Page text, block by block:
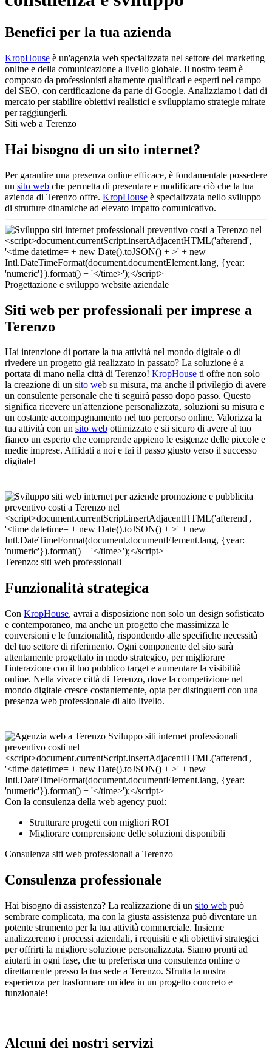
Benefici per la tua azienda
KropHouse è un'agenzia web specializzata nel settore del marketing
online e della comunicazione a livello globale. Il nostro team è
composto da professionisti altamente qualificati e esperti nel campo
del SEO, con certificazione da parte di Google. Analizziamo i dati di
mercato per stabilire obiettivi realistici e sviluppiamo strategie mirate
per raggiungerli.
Siti web a Terenzo
Hai bisogno di un sito internet?
Per garantire una presenza online efficace, è fondamentale possedere
un sito web che permetta di presentare e modificare ciò che la tua
azienda di Terenzo offre. KropHouse è specializzata nello sviluppo
di strutture dinamiche ad elevato impatto comunicativo.
Progettazione e sviluppo website aziendale
Siti web per professionali per imprese a
Terenzo
Hai intenzione di portare la tua attività nel mondo digitale o di
rivedere un progetto già realizzato in passato? La soluzione è a
portata di mano nella città di Terenzo! KropHouse ti offre non solo
la creazione di un sito web su misura, ma anche il privilegio di avere
un consulente personale che ti seguirà passo dopo passo. Questo
significa ricevere un'attenzione personalizzata, soluzioni su misura e
un costante accompagnamento nel tuo percorso online. Valorizza la
tua attività con un sito web ottimizzato e sii sicuro di avere al tuo
fianco un esperto che comprende appieno le esigenze delle piccole e
medie imprese. Affidati a noi e fai il passo giusto verso il successo
digitale!
Terenzo: siti web professionali
Funzionalità strategica
Con KropHouse, avrai a disposizione non solo un design sofisticato
e contemporaneo, ma anche un progetto che massimizza le
conversioni e le funzionalità, rispondendo alle specifiche necessità
del tuo settore di riferimento. Ogni componente del sito sarà
attentamente progettato in modo strategico, per migliorare
l'interazione con il tuo pubblico target e aumentare la visibilità
online. Nella vivace città di Terenzo, dove la competizione nel
mondo digitale cresce costantemente, opta per distinguerti con una
presenza web professionale di alto livello.
Con la consulenza della web agency puoi:
Strutturare progetti con migliori ROI
Migliorare comprensione delle soluzioni disponibili
Consulenza siti web professionali a Terenzo
Consulenza professionale
Hai bisogno di assistenza? La realizzazione di un sito web può
sembrare complicata, ma con la giusta assistenza può diventare un
potente strumento per la tua attività commerciale. Insieme
analizzeremo i processi aziendali, i requisiti e gli obiettivi strategici
per offrirti la migliore soluzione personalizzata. Siamo pronti ad
aiutarti in ogni fase, che tu preferisca una consulenza online o
direttamente presso la tua sede a Terenzo. Sfrutta la nostra
esperienza per trasformare un'idea in un progetto concreto e
funzionale!
Alcuni dei nostri servizi